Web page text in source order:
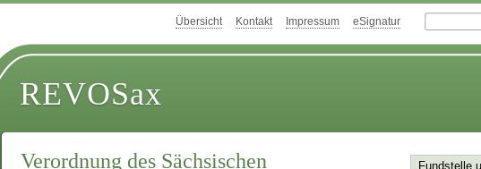
Übersicht Kontakt Impressum eSignatur
REVOSax
Verordnung des Sächsischen
Fundstelle